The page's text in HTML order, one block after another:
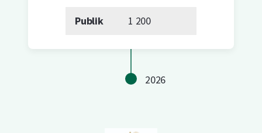
Publik 1 200
2026